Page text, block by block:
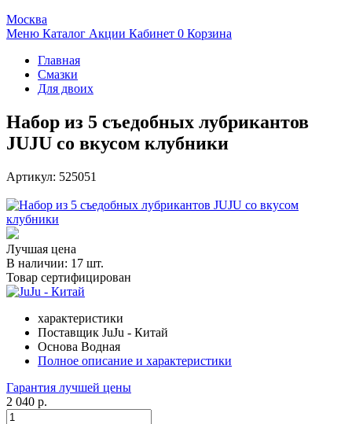
Москва
Меню Каталог Акции Кабинет 0 Корзина
Главная
Смазки
Для двоих
Набор из 5 съедобных лубрикантов
JUJU со вкусом клубники
Артикул: 525051
Лучшая цена
В наличии: 17 шт.
Товар сертифицирован
характеристики
Поставщик JuJu - Китай
Основа Водная
Полное описание и характеристики
Гарантия лучшей цены
2 040 р.